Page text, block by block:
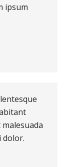
ipsum
dolor.